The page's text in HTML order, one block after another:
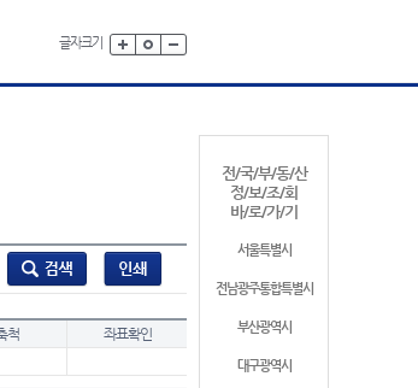
글자크기
전/국/부/동/산
정/보/조/회
바/로/가/기
서울특별시
전남광주통합특별시
부산광역시
대구광역시
척 좌표확인